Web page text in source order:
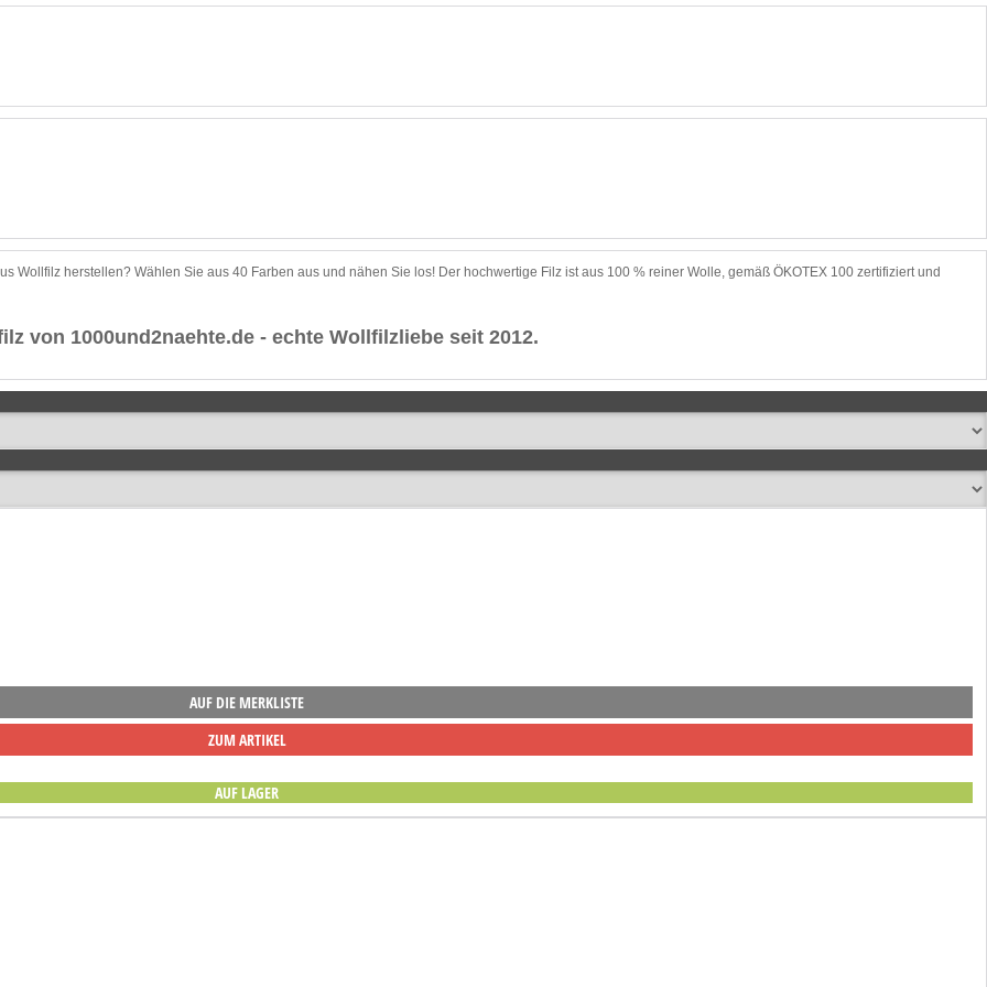
Wollfilz herstellen? Wählen Sie aus 40 Farben aus und nähen Sie los! Der hochwertige Filz ist aus 100 % reiner Wolle, gemäß ÖKOTEX 100 zertifiziert und
von 1000und2naehte.de - echte Wollfilzliebe seit 2012.
AUF DIE MERKLISTE
ZUM ARTIKEL
AUF LAGER